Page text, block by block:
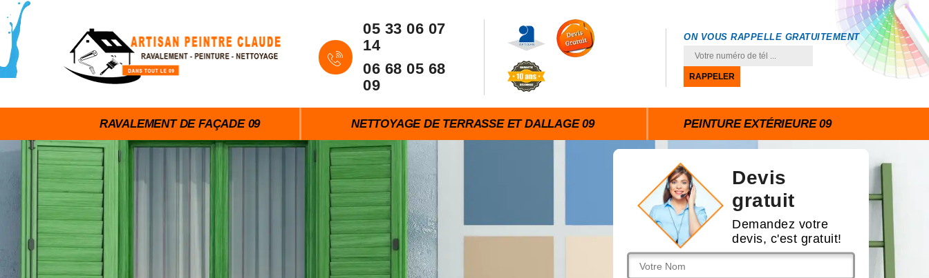
05 33 06 07
14
06 68 05 68
09
ON VOUS RAPPELLE GRATUITEMENT
RAVALEMENT DE FAÇADE 09 NETTOYAGE DE TERRASSE ET DALLAGE 09 PEINTURE EXTÉRIEURE 09
Devis
gratuit
Demandez votre
devis, c'est gratuit!